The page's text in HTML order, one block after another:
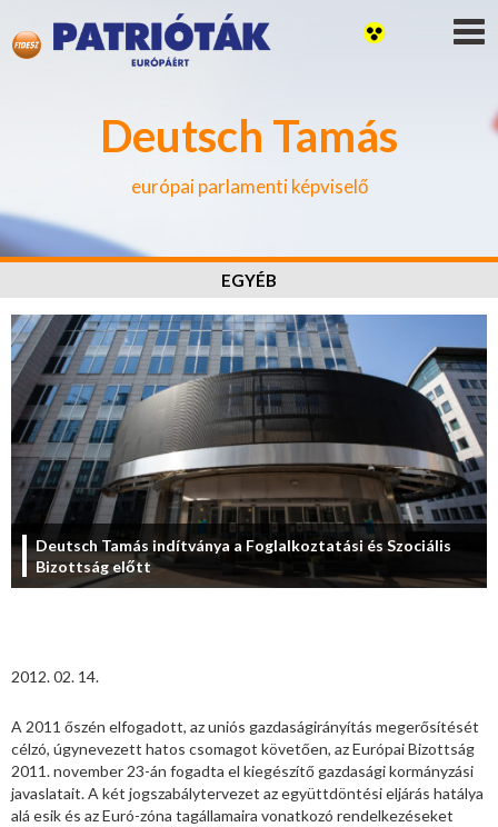
Deutsch Tamás
európai parlamenti képviselő
EGYÉB
Deutsch Tamás indítványa a Foglalkoztatási és Szociális
Bizottság előtt
2012. 02. 14.
A 2011 őszén elfogadott, az uniós gazdaságirányítás megerősítését
célzó, úgynevezett hatos csomagot követően, az Európai Bizottság
2011. november 23-án fogadta el kiegészítő gazdasági kormányzási
javaslatait. A két jogszabálytervezet az együttdöntési eljárás hatálya
alá esik és az Euró-zóna tagállamaira vonatkozó rendelkezéseket